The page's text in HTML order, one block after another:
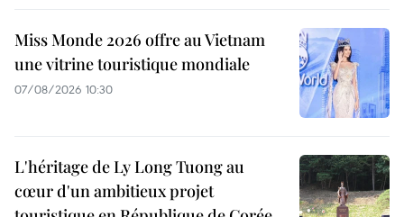
Miss Monde 2026 offre au Vietnam
une vitrine touristique mondiale
07/08/2026 10:30
L'héritage de Ly Long Tuong au
cœur d'un ambitieux projet